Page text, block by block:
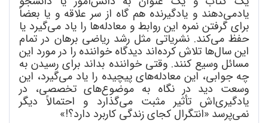
یادمیدهند و یادگیرنده هم گاه از سر علاقه و یا بعضاً
برای گرفتن نمره این روابط و معادلهها را یاد میگیرد یا
حفظ میکند. نشریاتی مثل رشد ریاضی برهان در تمام
این سالها تلاش کردهاند دیدگاه خواننده را در مورد این
مسائل وسیع کنند. وقتی خواننده بداند برای رسیدن به
چه جوابی، این معادلههای پیچیده را یاد میگیرد، این
وسعت دید در نگاه به موضوعهای تخصصی، در
یادگیریاش تأثیر مثبت میگذارد و احتمالاً دیگر
نمیپرسد «انتگرال کجای زندگی کاربرد دارد؟!»